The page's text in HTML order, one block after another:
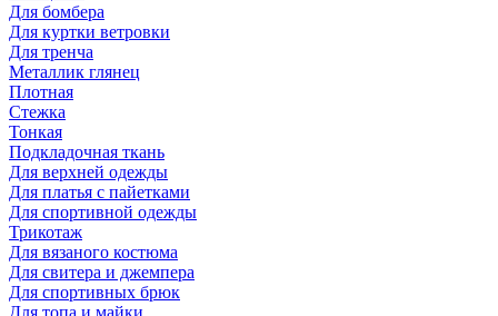
Для бомбера
Для куртки ветровки
Для тренча
Металлик глянец
Плотная
Стежка
Тонкая
Подкладочная ткань
Для верхней одежды
Для платья с пайетками
Для спортивной одежды
Трикотаж
Для вязаного костюма
Для свитера и джемпера
Для спортивных брюк
Для топа и майки